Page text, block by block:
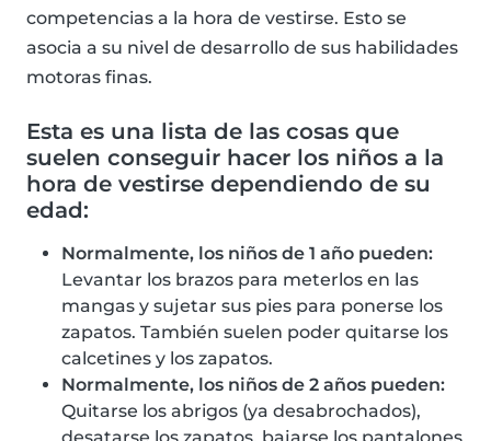
competencias a la hora de vestirse. Esto se
asocia a su nivel de desarrollo de sus habilidades
motoras finas.
Esta es una lista de las cosas que
suelen conseguir hacer los niños a la
hora de vestirse dependiendo de su
edad:
Normalmente, los niños de 1 año pueden:
Levantar los brazos para meterlos en las
mangas y sujetar sus pies para ponerse los
zapatos. También suelen poder quitarse los
calcetines y los zapatos.
Normalmente, los niños de 2 años pueden:
Quitarse los abrigos (ya desabrochados),